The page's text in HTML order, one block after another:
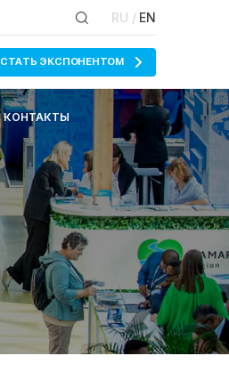
RU / EN
СТАТЬ ЭКСПОНЕНТОМ
КОНТАКТЫ